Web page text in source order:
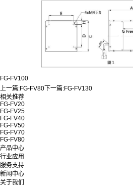
FG-FV100
上一篇:FG-FV80 下一篇:FG-FV130
相关推荐
FG-FV20
FG-FV25
FG-FV40
FG-FV50
FG-FV70
FG-FV80
产品中心
行业应用
服务支持
新闻中心
关于我们